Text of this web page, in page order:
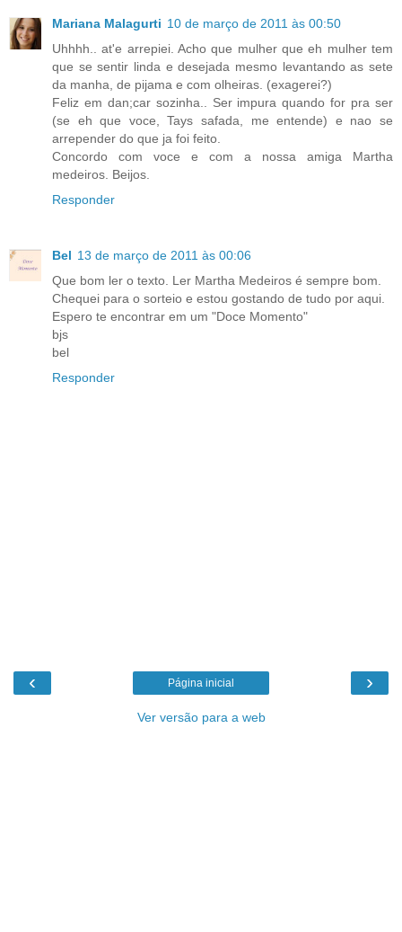
Mariana Malagurti 10 de março de 2011 às 00:50
Uhhhh.. at'e arrepiei. Acho que mulher que eh mulher tem
que se sentir linda e desejada mesmo levantando as sete
da manha, de pijama e com olheiras. (exagerei?)
Feliz em dan;car sozinha.. Ser impura quando for pra ser
(se eh que voce, Tays safada, me entende) e nao se
arrepender do que ja foi feito.
Concordo com voce e com a nossa amiga Martha
medeiros. Beijos.
Responder
Bel 13 de março de 2011 às 00:06
Que bom ler o texto. Ler Martha Medeiros é sempre bom.
Chequei para o sorteio e estou gostando de tudo por aqui.
Espero te encontrar em um "Doce Momento"
bjs
bel
Responder
‹ ›
Página inicial
Ver versão para a web